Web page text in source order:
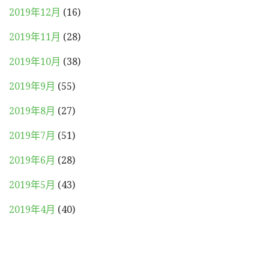
2019年12月 (16)
2019年11月 (28)
2019年10月 (38)
2019年9月 (55)
2019年8月 (27)
2019年7月 (51)
2019年6月 (28)
2019年5月 (43)
2019年4月 (40)